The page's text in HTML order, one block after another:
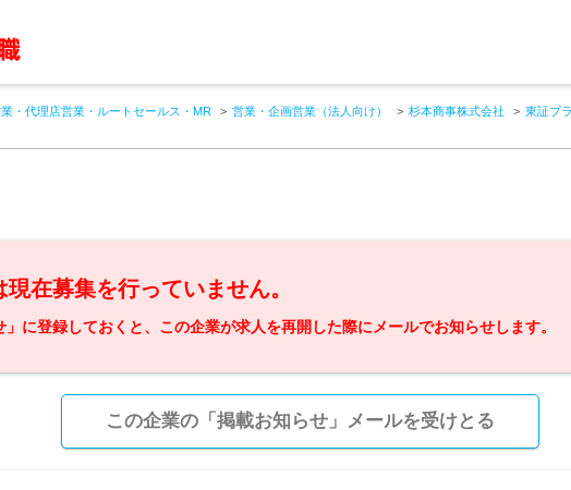
・代理店営業・ルートセールス・MR 営業・企画営業（法人向け） 杉本商事株式会社
東証プ
現在募集を行っていません。
」に登録しておくと、この企業が求人を再開した際にメールでお知らせします。
この企業の「掲載お知らせ」メールを受けとる